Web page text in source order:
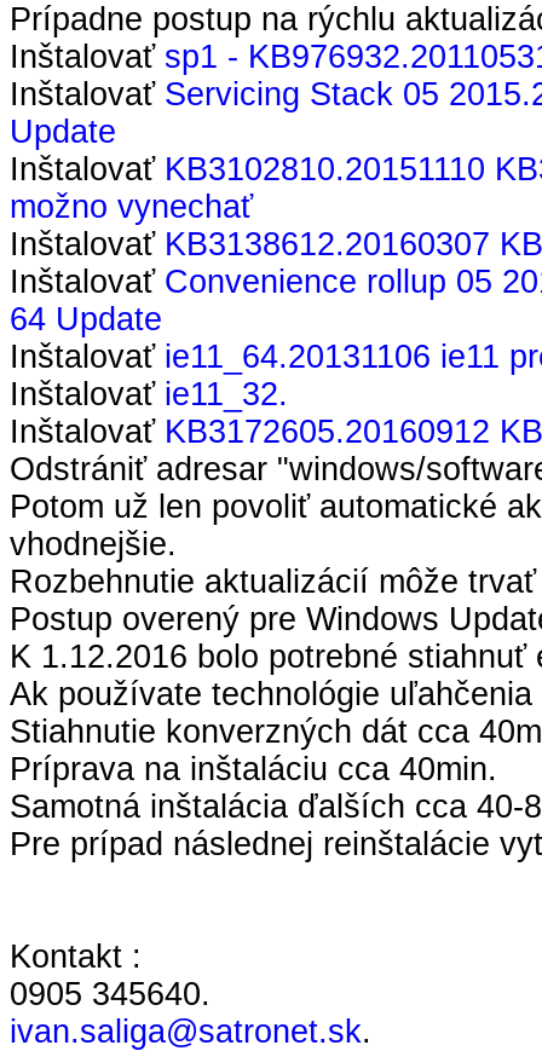
Prípadne postup na rýchlu
Inštalovať sp1 - KB976932.
Inštalovať Servicing Stack 05 2015.
Update
Inštalovať KB3102810.20151110
možno vynechať
Inštalovať KB3138612.20160307
Inštalovať Convenience rollup 05
64 Update
Inštalovať ie11_64.20131106 ie11
Inštalovať ie11_32.
Inštalovať KB3172605.20160912
Odstrániť adresar "windows/
Potom už len povoliť automatické
vhodnejšie.
Rozbehnutie aktualizácií môže
Postup overený pre Windows
K 1.12.2016 bolo potrebné
Ak používate technológie
Stiahnutie konverzných dát cca
Príprava na inštaláciu cca 40min.
Samotná inštalácia ďalších cca 40-
Pre prípad následnej reinštalácie
Kontakt :
0905 345640.
ivan.saliga@satronet.sk.